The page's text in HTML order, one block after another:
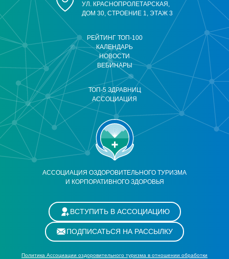
АССОЦИАЦИЯ ОЗДОРОВИТЕЛЬНОГО ТУРИЗМА
И КОРПОРАТИВНОГО ЗДОРОВЬЯ
РЕЙТИНГ ТОП-100
КАЛЕНДАРЬ
НОВОСТИ
ВЕБИНАРЫ
ТОП-5 ЗДРАВНИЦ
АССОЦИАЦИЯ
УЛ. КРАСНОПРОЛЕТАРСКАЯ,
ДОМ 30, СТРОЕНИЕ 1, ЭТАЖ 3
ВСТУПИТЬ В АССОЦИАЦИЮ
ПОДПИСАТЬСЯ НА РАССЫЛКУ
Политика Ассоциации оздоровительного туризма в отношении обработки